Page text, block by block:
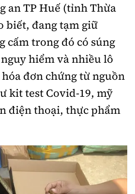
an TP Huế (tỉnh Thừa
biết, đang tạm giữ
cấm trong đó có súng
hiểm và nhiều lô
hóa đơn chứng từ nguồn
kit test Covid-19, mỹ
điện thoại, thực phẩm